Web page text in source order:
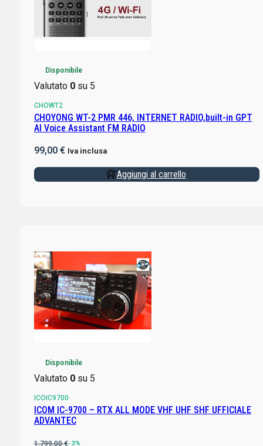
Disponibile
Valutato 0su 5
CHOWT2
CHOYONG WT-2 PMR 446, INTERNET RADIO,built-in GPT
AI Voice Assistant FM RADIO
99,00 € Iva inclusa
Aggiungi al carrello
Disponibile
Valutato 0su 5
ICOIC9700
ICOM IC-9700 – RTX ALL MODE VHF UHF SHF UFFICIALE
ADVANTEC
1.799,00€-3%